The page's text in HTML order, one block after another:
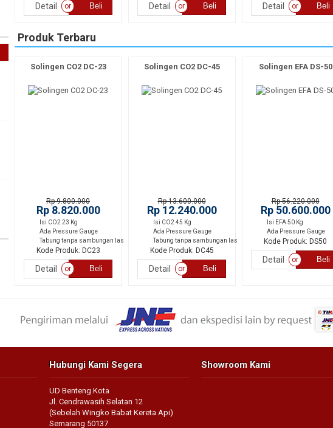
Detail or Beli Detail or Beli Detail or Beli
Produk Terbaru
Solingen CO2 DC-23
Rp 9.800.000
Rp 8.820.000
Isi CO2 23 Kg
Ada Pressure Gauge
Tabung tanpa sambungan las
Kode Produk: DC23
Detail or Beli
Solingen CO2 DC-45
Rp 13.600.000
Rp 12.240.000
Isi CO2 45 Kg
Ada Pressure Gauge
Tabung tanpa sambungan las
Kode Produk: DC45
Detail or Beli
Solingen EFA DS-50
Rp 56.220.000
Rp 50.600.000
Isi EFA 50 Kg
Ada Pressure Gauge
Kode Produk: DS50
Detail or Beli
Hubungi Kami Segera
UD Benteng Kota
Jl. Cendrawasih Selatan 12
(Sebelah Wingko Babat Kereta Api)
Semarang 50137
Showroom Kami